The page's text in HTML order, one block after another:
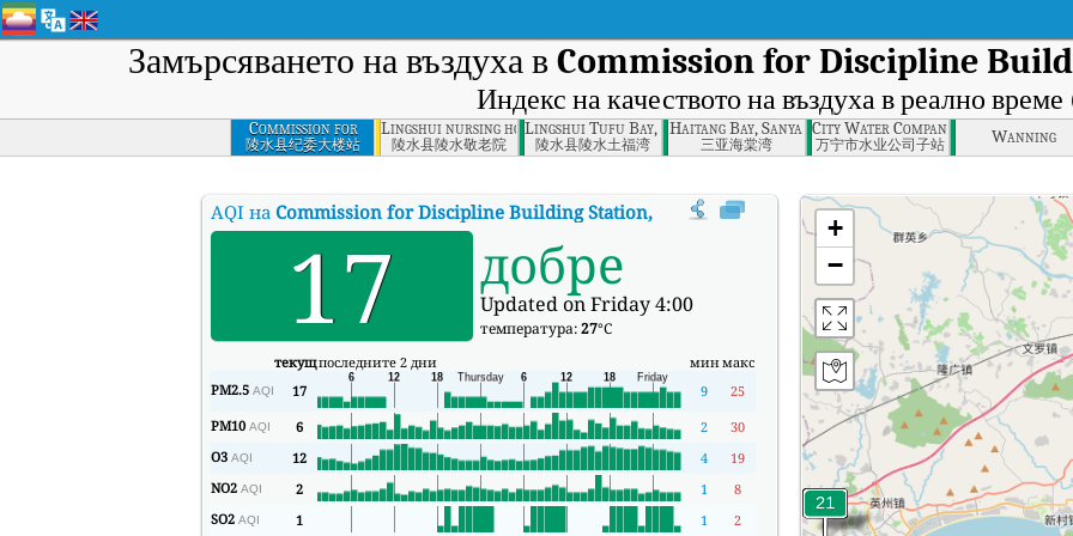
Замърсяването на въздуха в Commission for Discipline
Индекс на качеството на въздуха в реално време
Commission for
Discipline Building
Station,
陵水县纪委大楼站
Lingshui nursing home, Lingshuixian
陵水县陵水敬老院
Lingshui Tufu Bay, Lingshuixian
陵水县陵水土福湾
Haitang Bay, Sanya
三亚海棠湾
City Water Company sub-station ,
万宁市水业公司子站 Wanning
AQI на Commission for Discipline Building Station, Lingshuixian Индекс на качеството на въздуха в
17 добре
Updated on Friday 4:00
температура:27°C
текущпоследните 2 дни минмакс
PM2.5 AQI 17 9
25
PM10 AQI 6 2
30
O3 AQI 12 4
19
NO2 AQI 2 1
8
SO2 AQI 1 1
2
+
−